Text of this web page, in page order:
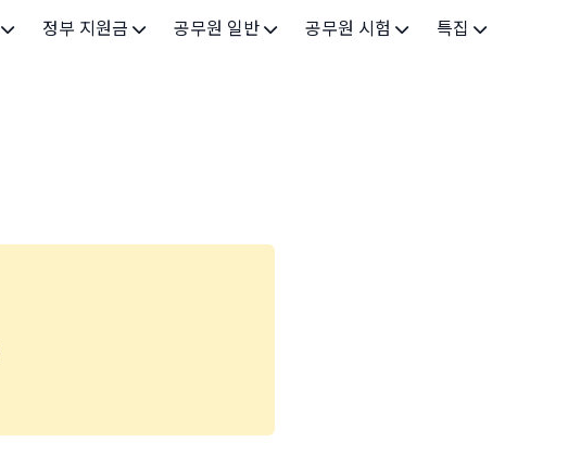
정부 지원금 공무원 일반 공무원 시험 특집